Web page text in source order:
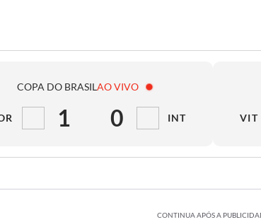
COPA DO BRASILAO VIVO
1 0 INT VIT
CONTINUA APÓS A